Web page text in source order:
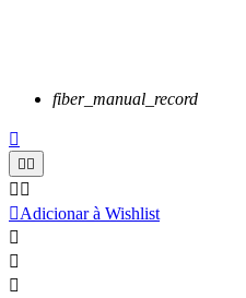
fiber_manual_record


 
Adicionar à Wishlist


